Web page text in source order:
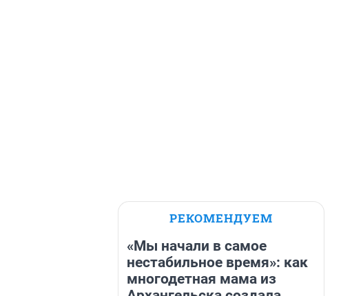
РЕКОМЕНДУЕМ
«Мы начали в самое
нестабильное время»: как
многодетная мама из